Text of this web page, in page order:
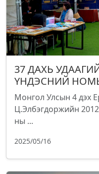
37 ДАХЬ
ҮНДЭСНИЙ
Монгол Улсын 4 дэх
Ц.Элбэгдоржийн
ны ...
2025/05/16